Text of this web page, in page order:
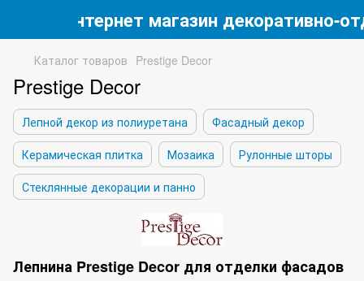
Интернет магазин декоративно-
Каталог товаров Prestige Decor
Prestige Decor
Лепной декор из полиуретана
Фасадный декор
Керамическая плитка
Мозаика
Рулонные шторы
Стеклянные декорации и панно
Лепнина Prestige Decor для отделки фасадов